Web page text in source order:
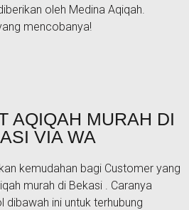
oleh Medina Aqiqah.
mencobanya!
AQIQAH MURAH DI
VIA WA
kemudahan bagi Customer yang
murah di Bekasi . Caranya
ini untuk terhubung